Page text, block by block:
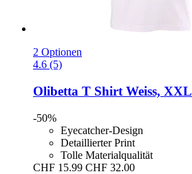
2 Optionen
4.6 (5)
Olibetta T Shirt Weiss, XXL
-50%
Eyecatcher-Design
Detaillierter Print
Tolle Materialqualität
CHF 15.99 CHF 32.00